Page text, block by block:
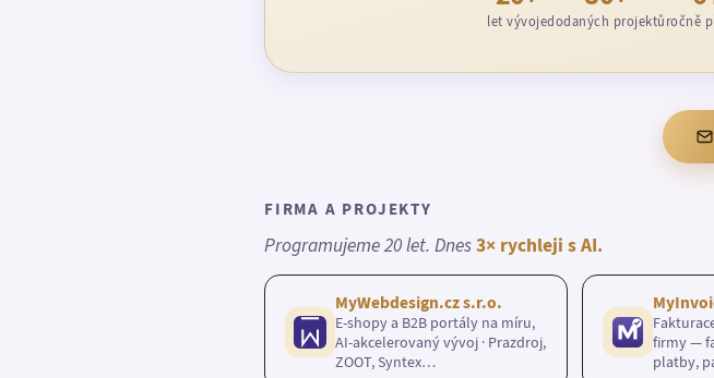
let vývojedodaných projektůročně
FIRMA A PROJEKTY
Programujeme 20 let. Dnes3× rychleji s AI.
MyWebdesign.cz s.r.o.
E-shopy a B2B portály na míru,
AI-akcelerovaný vývoj · Prazdroj,
ZOOT, Syntex…
firmy —
platby,